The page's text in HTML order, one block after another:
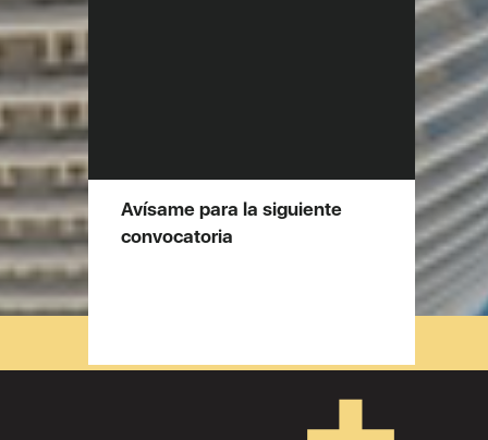
Avísame para la siguiente
convocatoria